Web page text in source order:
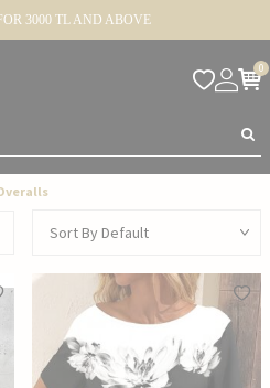
3000 TL AND ABOVE
0